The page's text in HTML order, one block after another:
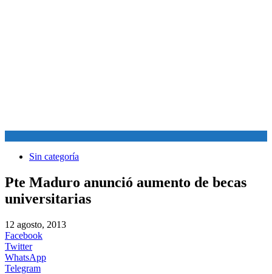
Sin categoría
Pte Maduro anunció aumento de becas
universitarias
12 agosto, 2013
Facebook
Twitter
WhatsApp
Telegram